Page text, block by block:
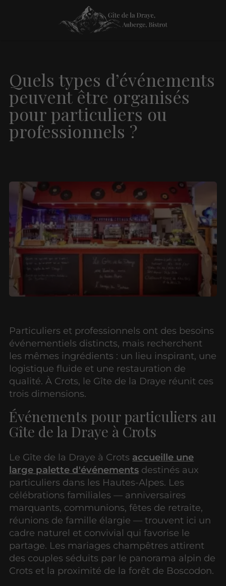
Quels types d’événements
peuvent être organisés
pour particuliers ou
professionnels ?
Particuliers et professionnels ont des besoins
événementiels distincts, mais recherchent
les mêmes ingrédients : un lieu inspirant, une
logistique fluide et une restauration de
qualité. À Crots, le Gîte de la Draye réunit ces
trois dimensions.
Événements pour particuliers au
Gîte de la Draye à Crots
Le Gîte de la Draye à Crots accueille une
large palette d'événements destinés aux
particuliers dans les Hautes-Alpes. Les
célébrations familiales — anniversaires
marquants, communions, fêtes de retraite,
réunions de famille élargie — trouvent ici un
cadre naturel et convivial qui favorise le
partage. Les mariages champêtres attirent
des couples séduits par le panorama alpin de
Crots et la proximité de la forêt de Boscodon.